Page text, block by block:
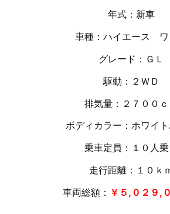
年式：新車
車種：ハイエース ワ
グレード：ＧＬ
駆動：２ＷＤ
排気量：２７００ｃ
ボディカラー：ホワイ
乗車定員：１０人乗
走行距離：１０ ｋ
車両総額： ￥５,０２９,